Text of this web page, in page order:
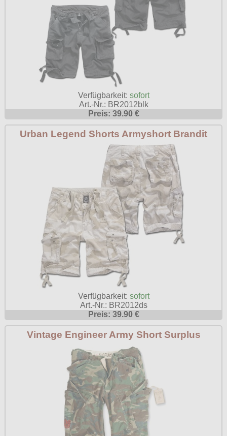
Verfügbarkeit: sofort
Art.-Nr.: BR2012blk
Preis: 39.90 €
Urban Legend Shorts Armyshort Brandit
Verfügbarkeit: sofort
Art.-Nr.: BR2012ds
Preis: 39.90 €
Vintage Engineer Army Short Surplus